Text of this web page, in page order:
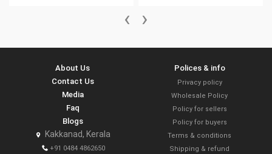
‹ ›
About Us
Contact Us
Media
Faq
Blogs
Kakkanad, Kerala
+91 0484 4862650
Polices & info
Privacy policy
Wholesale Policy
Policy for sellers
Policy for buyers
Terms & conditions
Shipping & refund